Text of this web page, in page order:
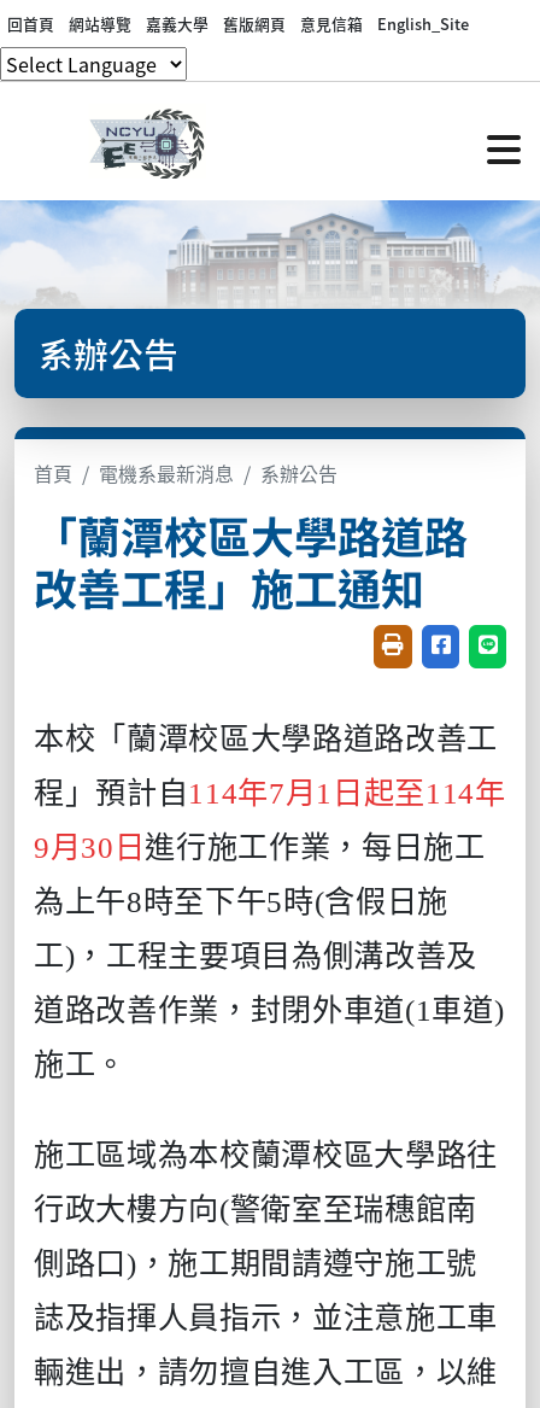
回首頁 網站導覽 嘉義大學 舊版網頁 意見信箱 English_Site
系辦公告
首頁 電機系最新消息 系辦公告
「蘭潭校區大學路道路
改善工程」施工通知
友善列印(開新視
分享至臉書
分享
本校「蘭潭校區大學路道路改善工
程」預計自114年7月1日起至114年
9月30日 進行施工作業，每日施工
為上午8時至下午5時(含假日施
工)，工程主要項目為側溝改善及
道路改善作業，封閉外車道(1車道)
施工。
施工區域為本校蘭潭校區大學路往
行政大樓方向(警衛室至瑞穗館南
側路口)，施工期間請遵守施工號
誌及指揮人員指示，並注意施工車
輛進出，請勿擅自進入工區，以維